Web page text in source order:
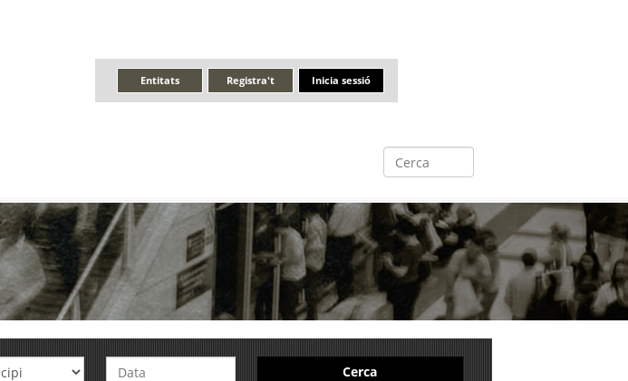
Inicia sessió
Registra't
Entitats
Cerca